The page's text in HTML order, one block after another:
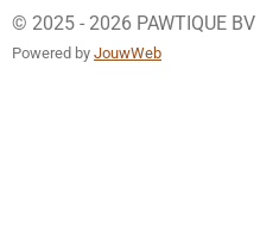
© 2025 - 2026 PAWTIQUE BV
Powered by JouwWeb